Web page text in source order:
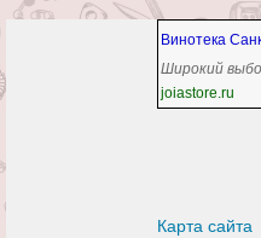
Винотека
Широкий
joiastore.ru
Карта сайта